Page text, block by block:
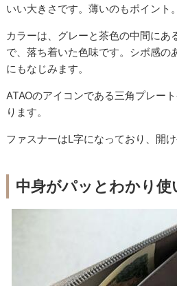
いい大きさです。薄いのもポイント。
カラーは、グレーと茶色の中間にあ
で、落ち着いた色味です。シボ感の
にもなじみます。
ATAOのアイコンである三角プレー
ります。
ファスナーはL字になっており、開け
中身がパッとわかり使